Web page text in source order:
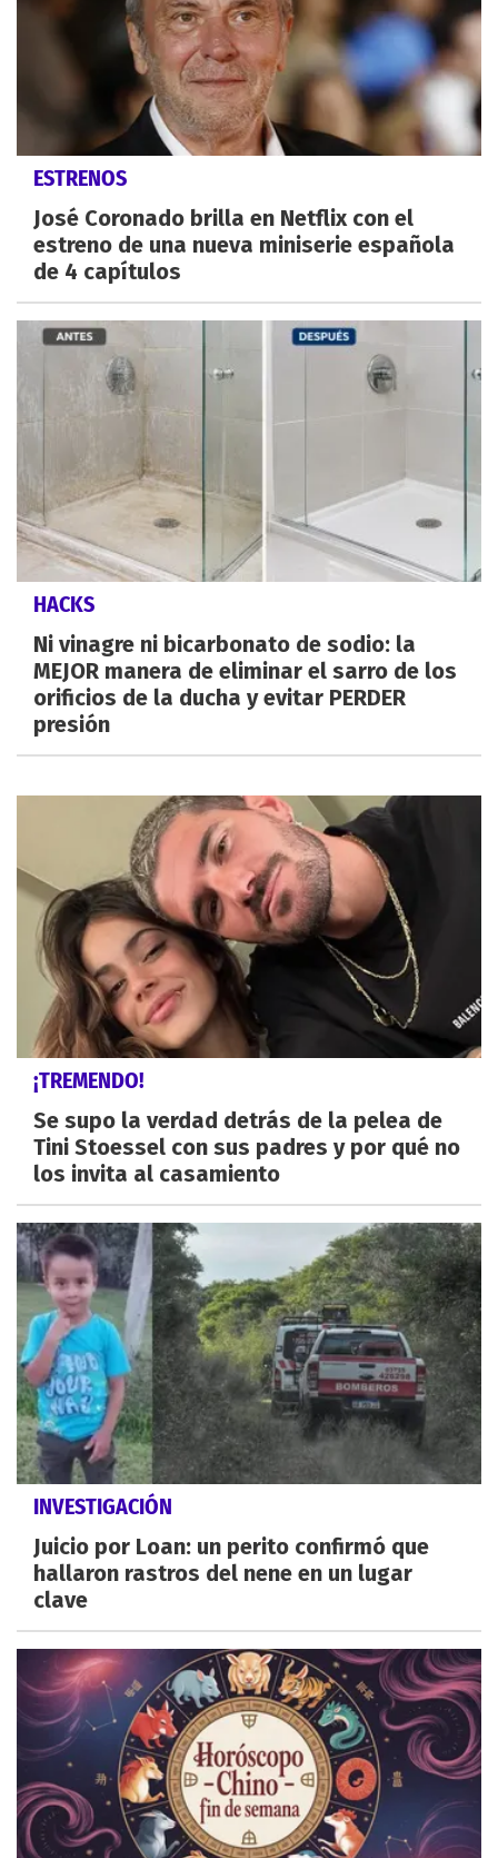
ESTRENOS
José Coronado brilla en Netflix con el
estreno de una nueva miniserie española
de 4 capítulos
HACKS
Ni vinagre ni bicarbonato de sodio: la
MEJOR manera de eliminar el sarro de los
orificios de la ducha y evitar PERDER
presión
¡TREMENDO!
Se supo la verdad detrás de la pelea de
Tini Stoessel con sus padres y por qué no
los invita al casamiento
INVESTIGACIÓN
Juicio por Loan: un perito confirmó que
hallaron rastros del nene en un lugar
clave